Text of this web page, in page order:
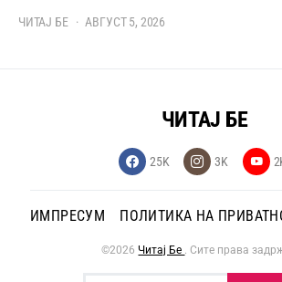
ЧИТАЈ БЕ АВГУСТ 5, 2026
ЧИТАЈ БЕ
25K 3K
ИМПРЕСУМ ПОЛИТИКА НА
©2026Читај Бе . Сите права